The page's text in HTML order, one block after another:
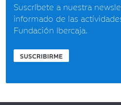
Suscríbete a nuestra
informado de las
Fundación Ibercaja.
SUSCRIBIRME